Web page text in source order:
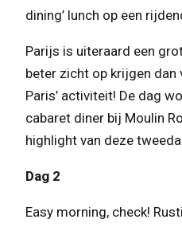
dining’ lunch op een
Parijs is uiteraard een
beter zicht op krijgen dan
Paris’ activiteit! De dag
cabaret diner bij Moulin
highlight van deze
Dag 2
Easy morning, check!